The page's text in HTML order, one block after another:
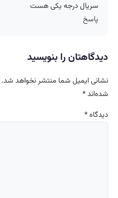
سریال درجه یکی هست
پاسخ
دیدگاهتان را بنویسید
نشانی ایمیل شما منتشر نخواهد شد.
شده‌اند*
دیدگاه*